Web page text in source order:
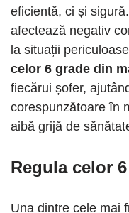
eficientă, ci și
afectează negativ
la situații
celor 6 grade din
fiecărui șofer,
corespunzătoare în
aibă grijă de
Regula celor
Una dintre cele mai